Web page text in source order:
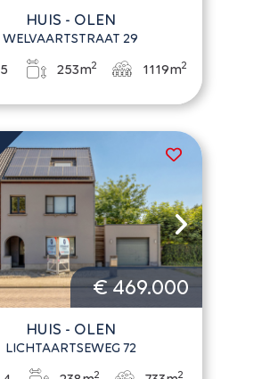
HUIS - OLEN
WELVAARTSTRAAT 29
5 253m2 1119m2
€ 469.000
HUIS - OLEN
LICHTAARTSEWEG 72
2 2